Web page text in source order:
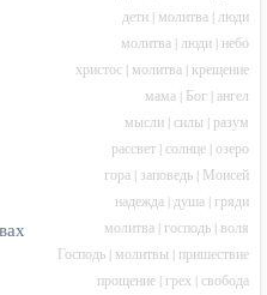
дети | молитва | люди
молитва | люди | небо
христос | молитва | крещение
мама | Бог |ангел
мысли |силы | разум
рассвет |солнце |озеро
гора | заповедь | Моисей
надежда | душа | гряди
молитва | господь | воля
Господь | молитвы | пришествие
прощение | грех |свобода